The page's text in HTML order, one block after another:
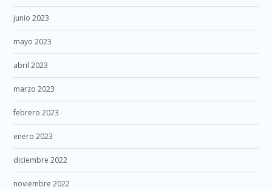
junio 2023
mayo 2023
abril 2023
marzo 2023
febrero 2023
enero 2023
diciembre 2022
noviembre 2022